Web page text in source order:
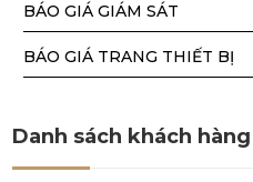
BÁO GIÁ GIÁM SÁT
BÁO GIÁ TRANG THIẾT BỊ
Danh sách khách hàng
Nguyễn Việt Vĩ Tú
vừa đăng kí lịch tư vấn nội thất
Nguyễn Huỳnh Như
vừa đăng kí lịch tư vấn nội thất